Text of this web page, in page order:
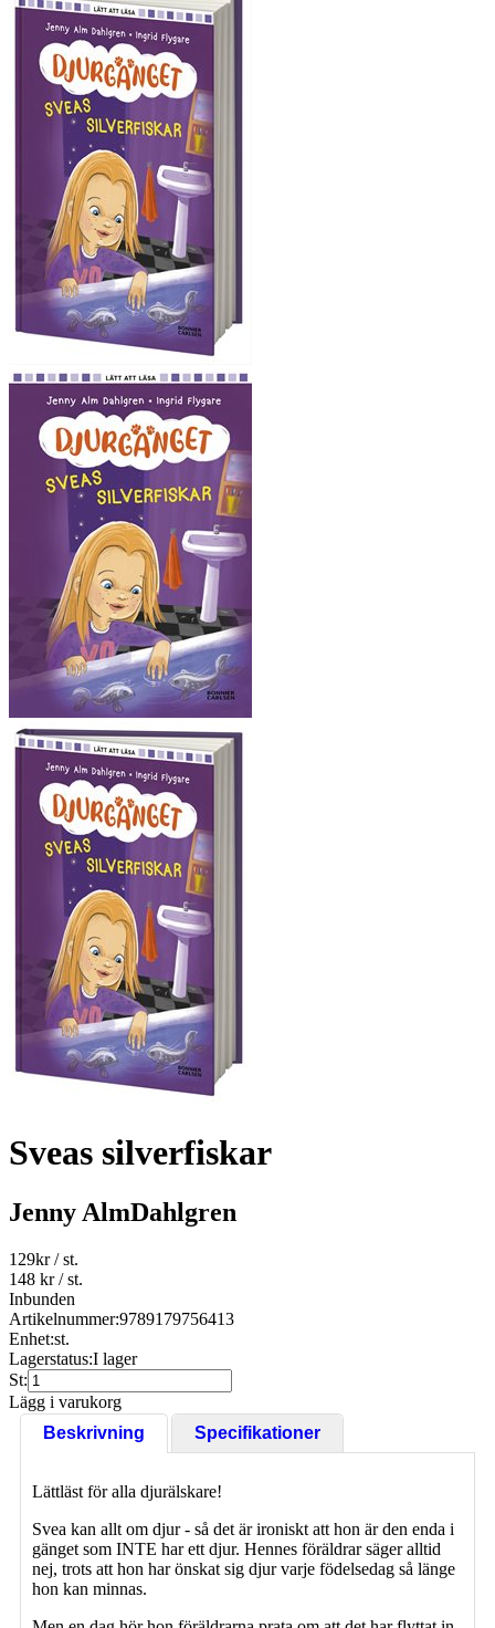
Sveas silverfiskar
Jenny AlmDahlgren
129kr/ st.
148 kr/ st.
Inbunden
Artikelnummer:9789179756413
Enhet:st.
Lagerstatus:I lager
St:
Lägg i varukorg
Beskrivning
Specifikationer
Lättläst för alla djurälskare!
Svea kan allt om djur - så det är ironiskt att hon är den enda i
gänget som INTE har ett djur. Hennes föräldrar säger alltid
nej, trots att hon har önskat sig djur varje födelsedag så länge
hon kan minnas.